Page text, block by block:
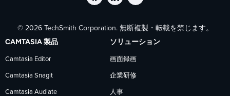
Facebook
で
TechSmith
LinkedIn
で
TechSmith
を
YouTube
で
TechSmith
© 2026 TechSmith Corporation. 無断複製・転載を禁じます。
CAMTASIA 製品
Camtasia Editor
Camtasia Snagit
Camtasia Audiate
ソリューション
画面録画
企業研修
人事